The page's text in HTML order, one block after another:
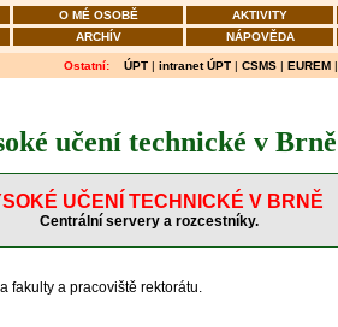
O MÉ OSOBĚ AKTIVITY
ARCHÍV NÁPOVĚDA
Ostatní: ÚPT | intranet ÚPT | CSMS | EUREM |
učení technické v Brně
UČENÍ TECHNICKÉ V BRNĚ
Centrální servery a rozcestníky.
fakulty a pracoviště rektorátu.